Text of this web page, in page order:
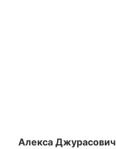
Алекса Джурасович